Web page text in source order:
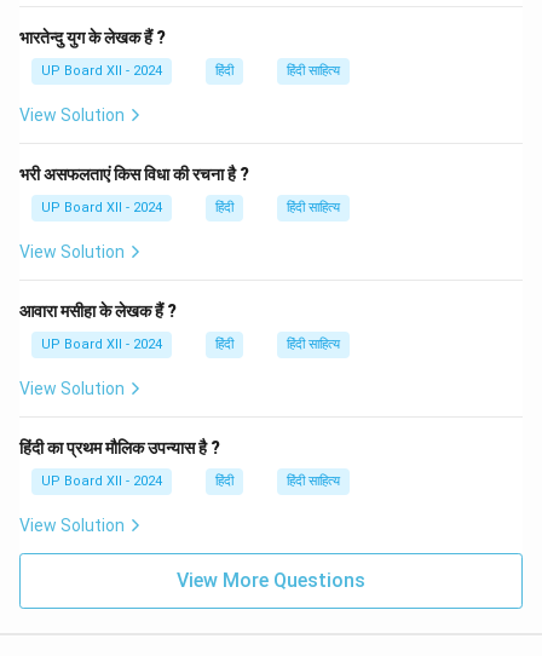
भारतेन्दु युग के लेखक हैं ?
UP Board XII - 2024 हिंदी हिंदी साहित्य
View Solution
भरी असफलताएं किस विधा की रचना है ?
UP Board XII - 2024 हिंदी हिंदी साहित्य
View Solution
आवारा मसीहा के लेखक हैं ?
UP Board XII - 2024 हिंदी हिंदी साहित्य
View Solution
हिंदी का प्रथम मौलिक उपन्यास है ?
UP Board XII - 2024 हिंदी हिंदी साहित्य
View Solution
View More Questions